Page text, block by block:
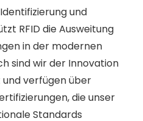
und
RFID die Ausweitung
in der modernen
sind wir der Innovation
verfügen über
die unser
Standards